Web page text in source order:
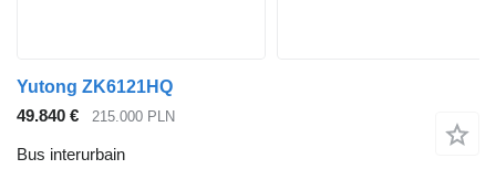
Yutong ZK6121HQ
49.840 €
215.000 PLN
Bus interurbain